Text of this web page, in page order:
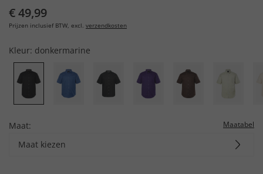
€ 49,99
Prijzen inclusief BTW, excl. verzendkosten
Kleur: donkermarine
Maat: Maatabel
Maat kiezen